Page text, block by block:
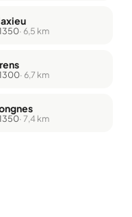
· 6,5 km
· 6,7 km
· 7,4 km